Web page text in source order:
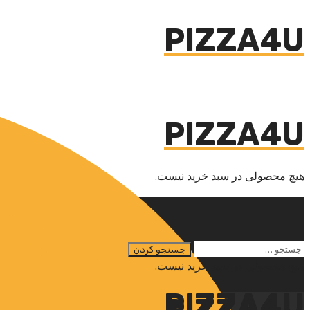
PIZZA4U
هیچ محصولی در سبد خرید نیست.
PIZZA4U
هیچ محصولی در سبد خرید نیست.